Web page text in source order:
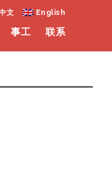
文 English
事工 联系